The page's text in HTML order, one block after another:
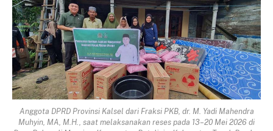
Anggota DPRD Provinsi Kalsel dari Fraksi PKB, dr. M. Yadi Mahendra
Muhyin, MA, M.H., saat melaksanakan reses pada 13–20 Mei 2026 di